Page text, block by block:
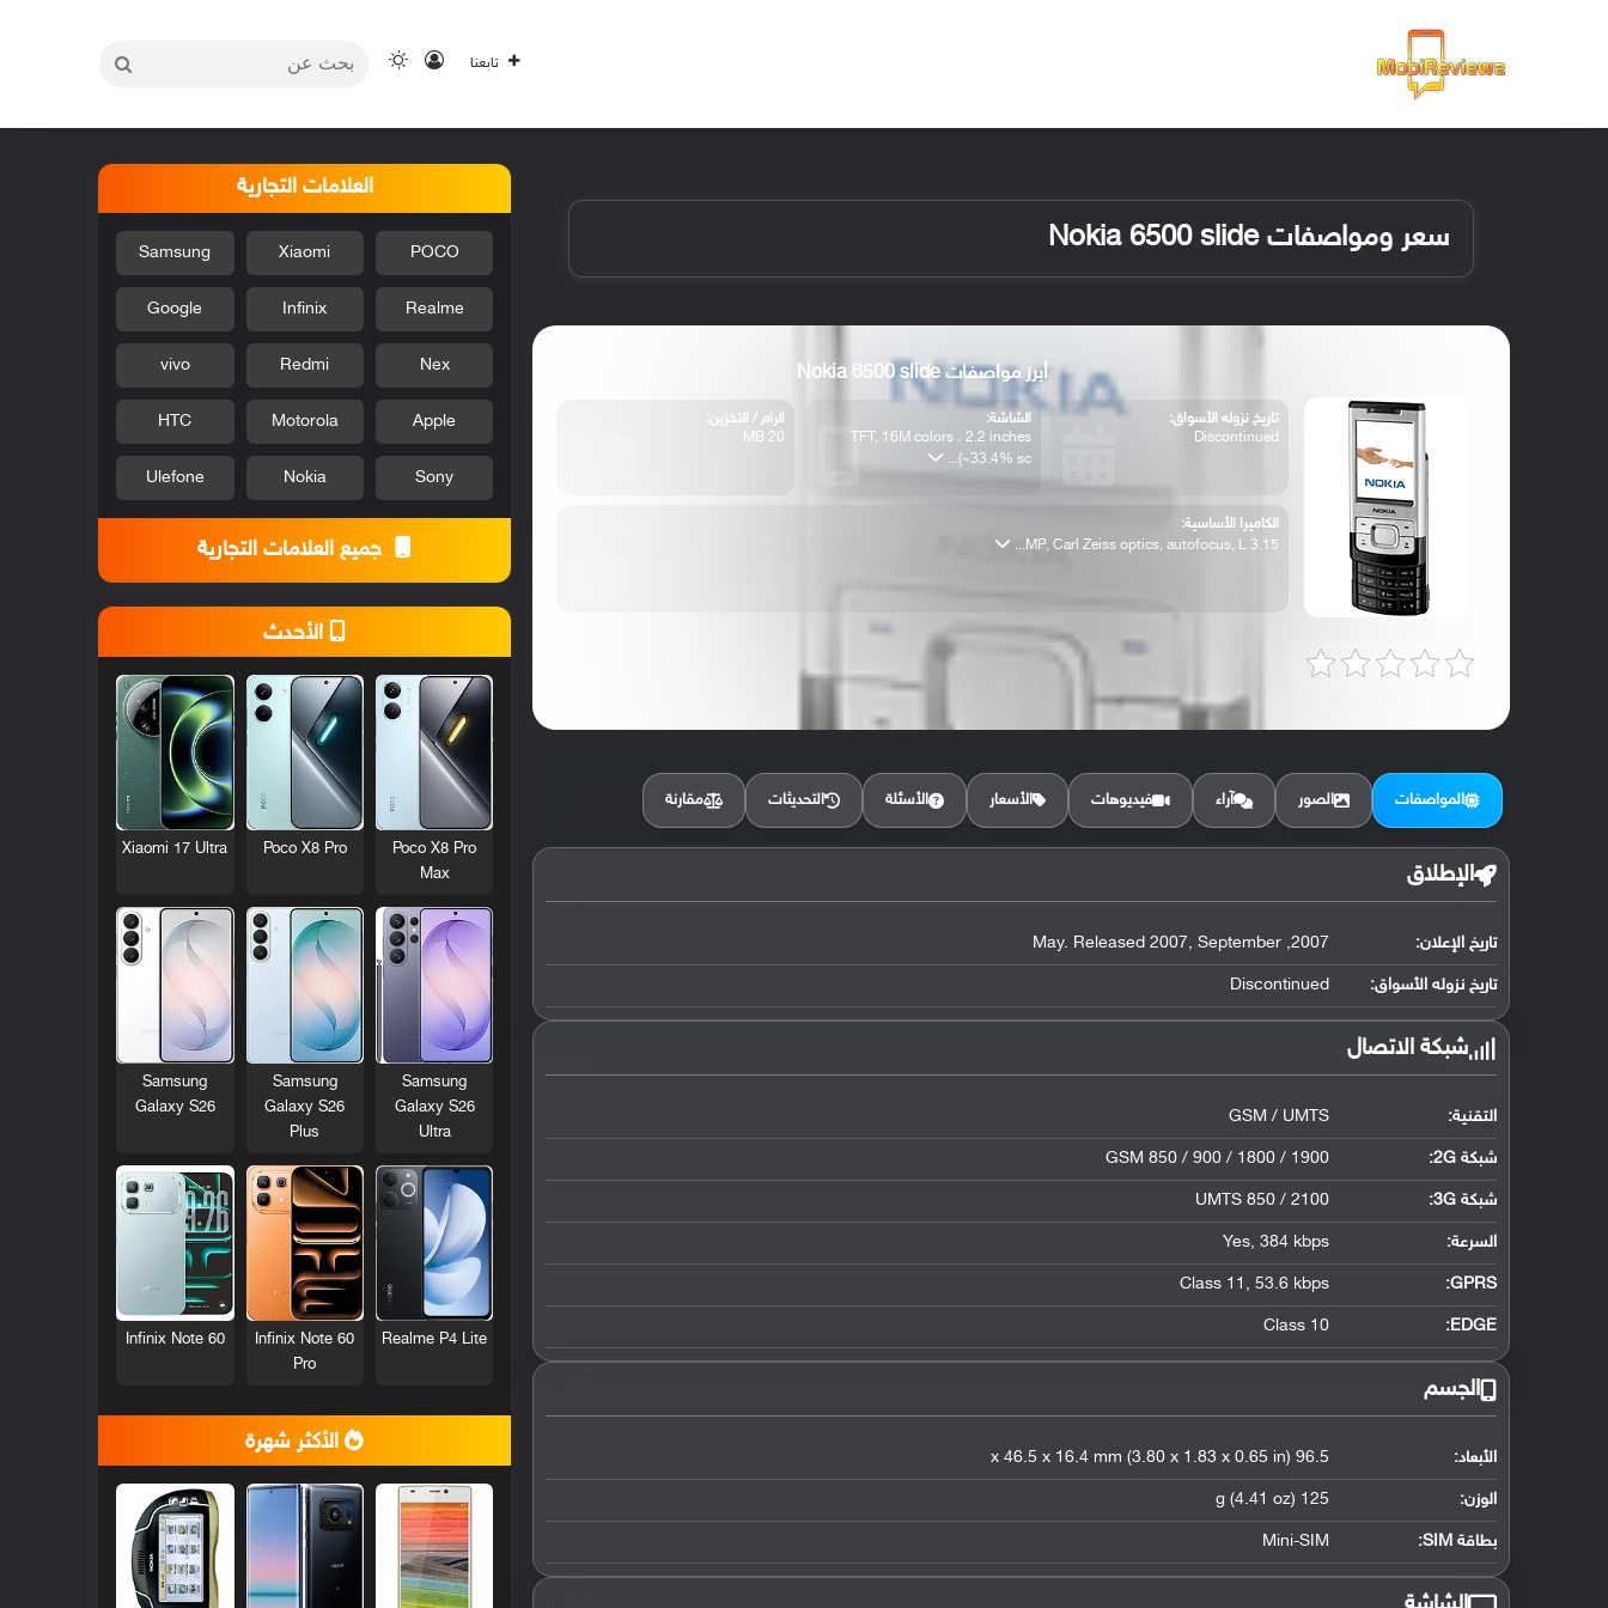
تابعنا تسجيل الدخول
الوضع المظلم
سعر ومواصفات Nokia 6500 slide
أبرز مواصفات Nokia 6500 slide
تاريخ نزوله الأسواق:
Discontinued
الشاشة:
TFT, 16M colors ، 2.2 inches
(~33.4% sc...
الرام / التخزين:
20 MB
الكاميرا الأساسية:
3.15 MP, Carl Zeiss optics, autofocus, L...
المواصفات الصور آراء فيديوهات الأسعار الأسئلة التحديثات مقارنة
الإطلاق
تاريخ الإعلان: 2007, May. Released 2007, September
تاريخ نزوله الأسواق: Discontinued
شبكة الاتصال
التقنية: GSM / UMTS
شبكة 2G: GSM 850 / 900 / 1800 / 1900
شبكة 3G :
UMTS 850 / 2100
السرعة: Yes, 384 kbps
GPRS:
Class 11, 53.6 kbps
EDGE:
Class 10
الجسم
الأبعاد: 96.5 x 46.5 x 16.4 mm (3.80 x 1.83 x 0.65 in)
الوزن: 125 g (4.41 oz)
بطاقة SIM: Mini-SIM
العلامات التجارية
POCO
Xiaomi
Samsung
Realme
Infinix
Google
Nex
Redmi
vivo
Apple
Motorola
HTC
Sony
Nokia
Ulefone
جميع العلامات التجارية
الأحدث
Poco X8 Pro
Max
Poco X8 Pro
Xiaomi 17 Ultra
Samsung
Galaxy S26
Ultra
Samsung
Galaxy S26
Plus
Samsung
Galaxy S26
Realme P4 Lite
Infinix Note 60
Pro
Infinix Note 60
الأكثر شهرة